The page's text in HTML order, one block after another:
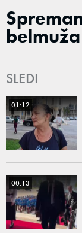
belmuža
SLEDI
01:12
00:13